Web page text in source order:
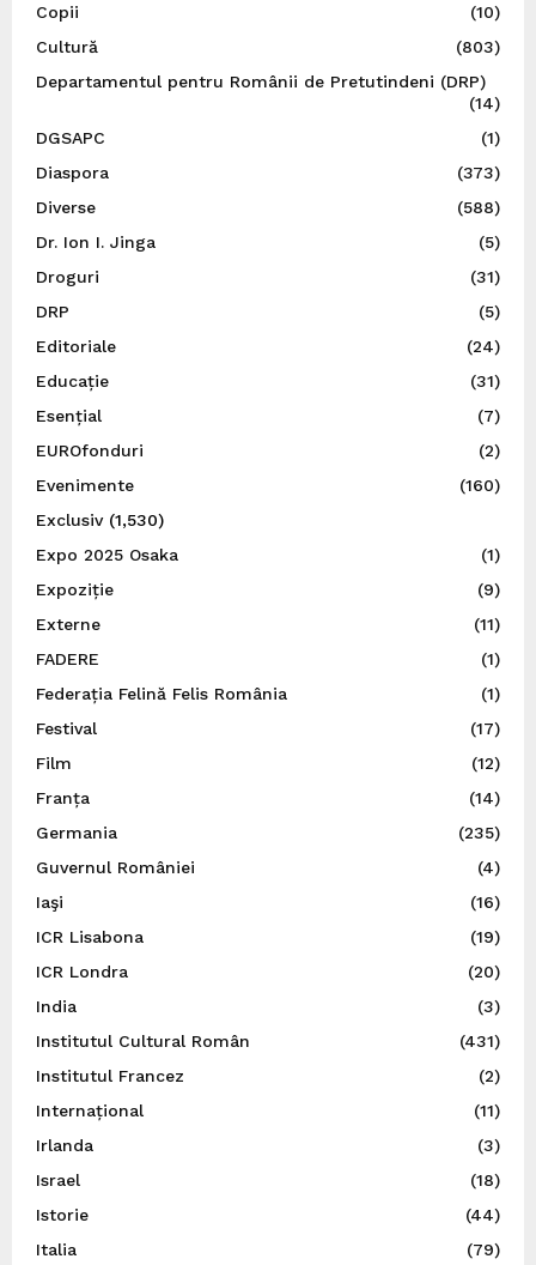
Copii
(10)
Cultură
(803)
Departamentul pentru Românii de Pretutindeni (DRP)
(14)
DGSAPC
(1)
Diaspora
(373)
Diverse
(588)
Dr. Ion I. Jinga
(5)
Droguri
(31)
DRP
(5)
Editoriale
(24)
Educație
(31)
Esențial
(7)
EUROfonduri
(2)
Evenimente
(160)
Exclusiv(1,530)
Expo 2025 Osaka
(1)
Expoziție
(9)
Externe
(11)
FADERE
(1)
Federația Felină Felis România
(1)
Festival
(17)
Film
(12)
Franța
(14)
Germania
(235)
Guvernul României
(4)
Iaşi
(16)
ICR Lisabona
(19)
ICR Londra
(20)
India
(3)
Institutul Cultural Român
(431)
Institutul Francez
(2)
Internațional
(11)
Irlanda
(3)
Israel
(18)
Istorie
(44)
Italia
(79)